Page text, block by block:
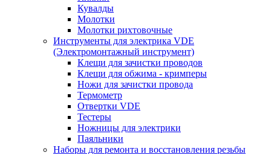
Кувалды
Молотки
Молотки рихтовочные
Инструменты для электрика VDE
(Электромонтажный инструмент)
Клещи для зачистки проводов
Клещи для обжима - кримперы
Ножи для зачистки провода
Термометр
Отвертки VDE
Тестеры
Ножницы для электрики
Паяльники
Наборы для ремонта и восстановления резьбы